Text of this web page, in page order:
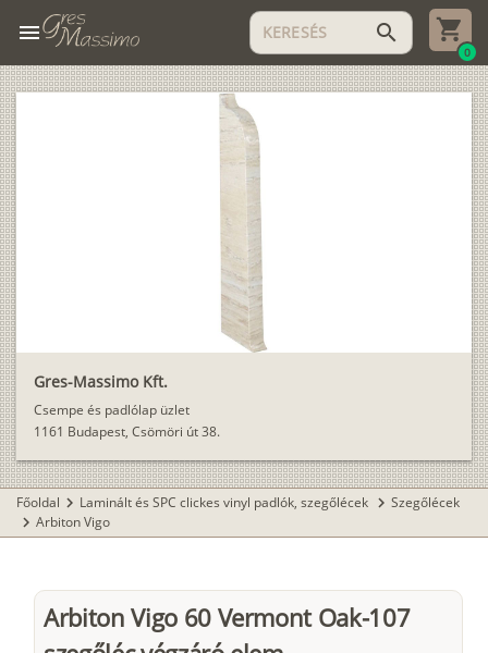
menu search
0
Gres-Massimo Kft.
Csempe és padlólap üzlet
1161 Budapest, Csömöri út 38.
Főoldal chevron_right Laminált és SPC clickes vinyl padlók, szegőlécek chevron_right Szegőlécek
chevron_right Arbiton Vigo
Arbiton Vigo 60 Vermont Oak-107